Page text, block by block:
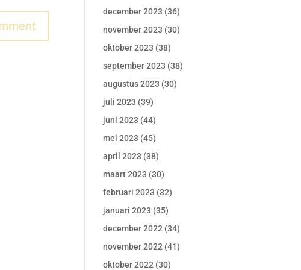
december 2023 (36)
november 2023 (30)
oktober 2023 (38)
september 2023 (38)
augustus 2023 (30)
juli 2023 (39)
juni 2023 (44)
mei 2023 (45)
april 2023 (38)
maart 2023 (30)
februari 2023 (32)
januari 2023 (35)
december 2022 (34)
november 2022 (41)
oktober 2022 (30)